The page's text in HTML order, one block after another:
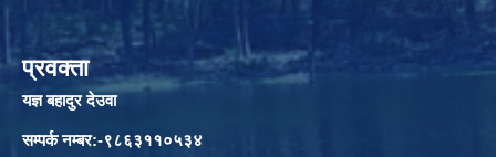
प्रवक्ता
यज्ञ बहादुर देउवा
सम्पर्क नम्बर:-९८६३११०५३४